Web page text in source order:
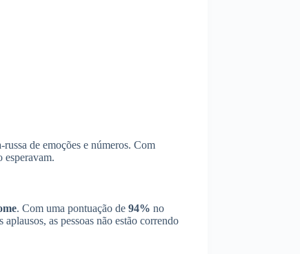
russa de emoções e números. Com
esperavam.
. Com uma pontuação de 94% no
as pessoas não estão correndo